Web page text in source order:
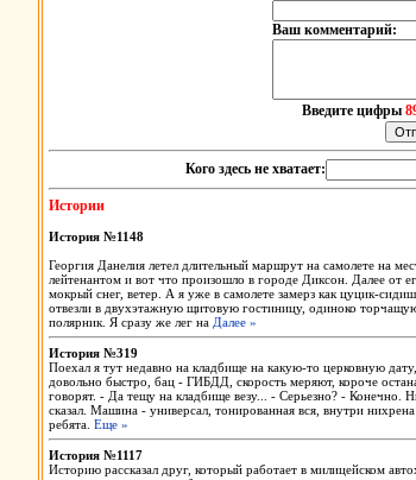
Ваш комментарий:
Введите цифры
Кого здесь не хватает:
Истории
История №1148
Георгия Данелия летел длительный маршрут на самолете на
лейтенантом и вот что произошло в городе Диксон. Далее от
мокрый снег, ветер. А я уже в самолете замерз как цуцик-
отвезли в двухэтажную щитовую гостиницу, одиноко
полярник. Я сразу же лег на Далее »
История №319
Поехал я тут недавно на кладбище на какую-то церковную
довольно быстро, бац - ГИБДД, скорость меряют, короче
говорят. - Да тещу на кладбище везу... - Серьезно? - Конечно.
сказал. Машина - универсал, тонированная вся, внутри
ребята. Еще »
История №1117
Историю рассказал друг, который работает в милицейском